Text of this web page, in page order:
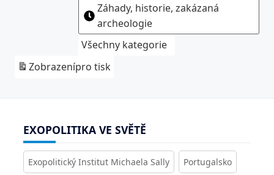
Záhady, historie, zakázaná
archeologie
Všechny kategorie
Zobrazenípro tisk
EXOPOLITIKA VE SVĚTĚ
Exopolitický Institut Michaela Sally Portugalsko